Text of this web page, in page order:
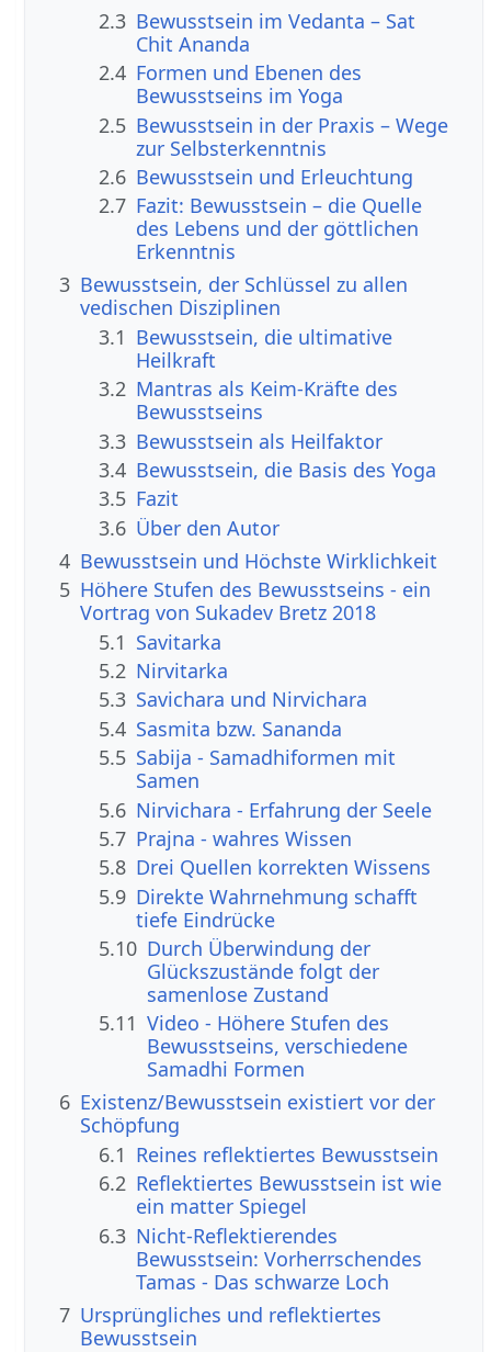
2.3 Bewusstsein im Vedanta – Sat
Chit Ananda
2.4 Formen und Ebenen des
Bewusstseins im Yoga
2.5 Bewusstsein in der Praxis – Wege
zur Selbsterkenntnis
2.6 Bewusstsein und Erleuchtung
2.7 Fazit: Bewusstsein – die Quelle
des Lebens und der göttlichen
Erkenntnis
3 Bewusstsein, der Schlüssel zu allen
vedischen Disziplinen
3.1 Bewusstsein, die ultimative
Heilkraft
3.2 Mantras als Keim-Kräfte des
Bewusstseins
3.3 Bewusstsein als Heilfaktor
3.4 Bewusstsein, die Basis des Yoga
3.5 Fazit
3.6 Über den Autor
4 Bewusstsein und Höchste Wirklichkeit
5 Höhere Stufen des Bewusstseins - ein
Vortrag von Sukadev Bretz 2018
5.1 Savitarka
5.2 Nirvitarka
5.3 Savichara und Nirvichara
5.4 Sasmita bzw. Sananda
5.5 Sabija - Samadhiformen mit
Samen
5.6 Nirvichara - Erfahrung der Seele
5.7 Prajna - wahres Wissen
5.8 Drei Quellen korrekten Wissens
5.9 Direkte Wahrnehmung schafft
tiefe Eindrücke
5.10 Durch Überwindung der
Glückszustände folgt der
samenlose Zustand
5.11 Video - Höhere Stufen des
Bewusstseins, verschiedene
Samadhi Formen
6 Existenz/Bewusstsein existiert vor der
Schöpfung
6.1 Reines reflektiertes Bewusstsein
6.2 Reflektiertes Bewusstsein ist wie
ein matter Spiegel
6.3 Nicht-Reflektierendes
Bewusstsein: Vorherrschendes
Tamas - Das schwarze Loch
7 Ursprüngliches und reflektiertes
Bewusstsein